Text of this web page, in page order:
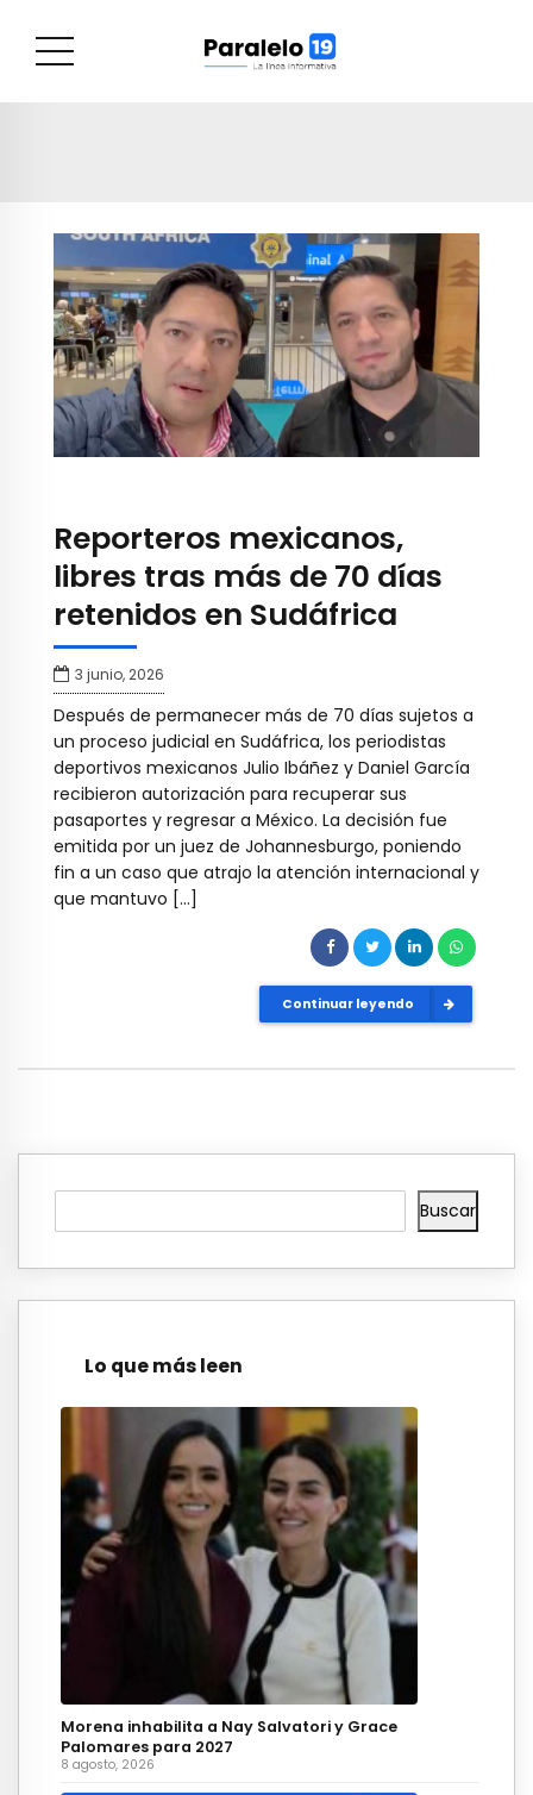
Reporteros mexicanos,
libres tras más de 70 días
retenidos en Sudáfrica
3 junio, 2026
Después de permanecer más de 70 días sujetos a
un proceso judicial en Sudáfrica, los periodistas
deportivos mexicanos Julio Ibáñez y Daniel García
recibieron autorización para recuperar sus
pasaportes y regresar a México. La decisión fue
emitida por un juez de Johannesburgo, poniendo
fin a un caso que atrajo la atención internacional y
que mantuvo […]
Continuar leyendo
Buscar
Lo que más leen
Morena inhabilita a Nay Salvatori y Grace
Palomares para 2027
8 agosto, 2026